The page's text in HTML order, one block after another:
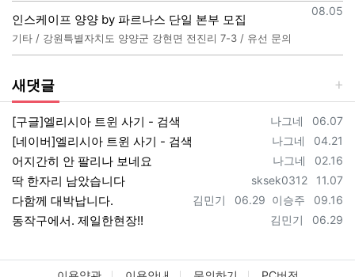
등록일
08.05
인스케이프 양양 by 파르나스 단일 본부 모집
기타 / 강원특별자치도 양양군 강현면 전진리 7-3 / 유선 문의
새댓글
등록자
나그네 등록일
06.07
[구글]엘리시아 트윈 사기 - 검색
등록자
나그네 등록일
04.21
[네이버]엘리시아 트윈 사기 - 검색
등록자
나그네 등록일
02.16
어지간히 안 팔리나 보네요
등록자
sksek0312 등록일
11.07
딱 한자리 남았습니다
등록자
이승주 등록일
09.16
등록자
김민기 등록일
06.29
다함께 대박납니다.
등록자
김민기 등록일
06.29
동작구에서. 제일한현장!!